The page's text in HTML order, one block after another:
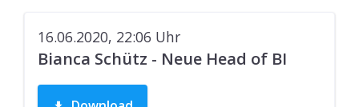
16.06.2020, 22:06 Uhr
Bianca Schütz - Neue Head of BI